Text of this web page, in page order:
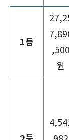
1등
,500
원